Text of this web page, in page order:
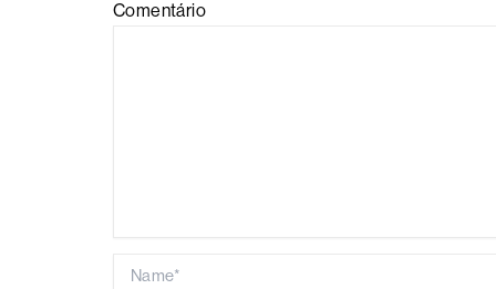
Comentário